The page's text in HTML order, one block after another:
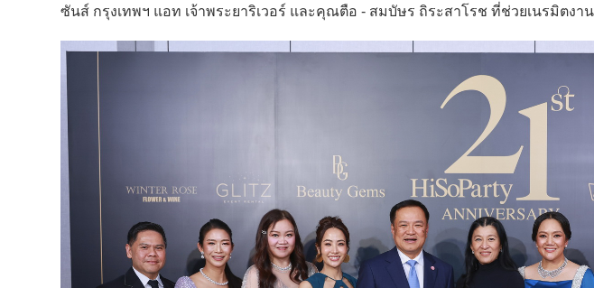
ซันส์ กรุงเทพฯ แอท เจ้าพระยาริเวอร์ และคุณตือ - สมบัษร ถิระสาโรช ที่ช่วยเนรมิต